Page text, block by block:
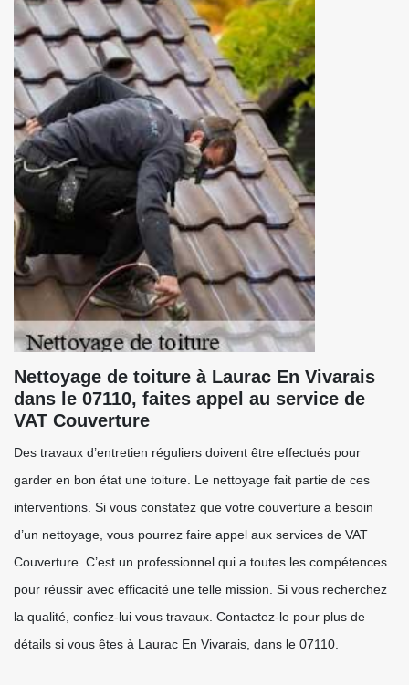
Nettoyage de toiture à Laurac En Vivarais
dans le 07110, faites appel au service de
VAT Couverture
Des travaux d’entretien réguliers doivent être effectués pour
garder en bon état une toiture. Le nettoyage fait partie de ces
interventions. Si vous constatez que votre couverture a besoin
d’un nettoyage, vous pourrez faire appel aux services de VAT
Couverture. C’est un professionnel qui a toutes les compétences
pour réussir avec efficacité une telle mission. Si vous recherchez
la qualité, confiez-lui vous travaux. Contactez-le pour plus de
détails si vous êtes à Laurac En Vivarais, dans le 07110.